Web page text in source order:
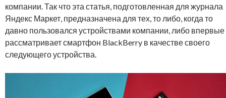
компании. Так что эта статья, подготовленная для журнала
Яндекс Маркет, предназначена для тех, то либо, когда то
давно пользовался устройствами компании, либо впервые
рассматривает смартфон BlackBerry в качестве своего
следующего устройства.